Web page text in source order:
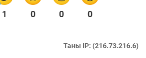
1 0 0 0
Таны IP: (216.73.216.6)